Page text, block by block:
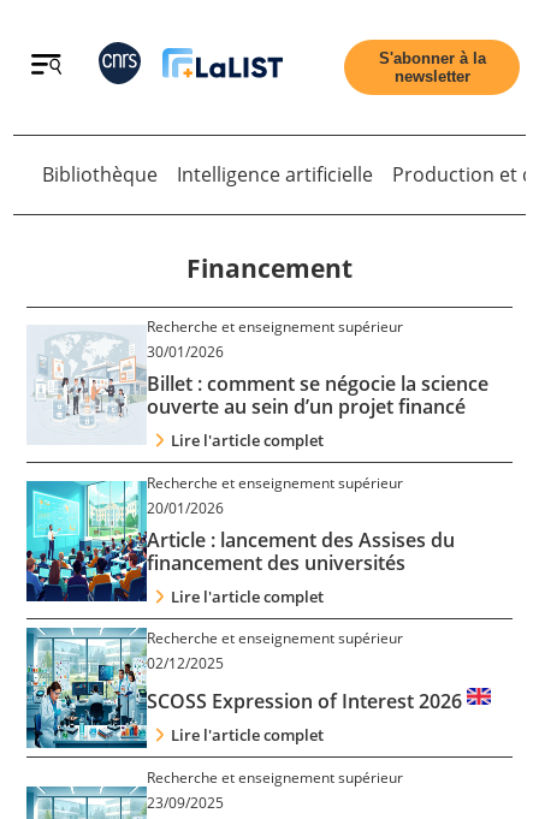
Retour
Accueil
Tous les articles
Qui sommes nous ?
Contact
Nous suivre
S'abonner à la
newsletter
Bibliothèque Intelligence artificielle Production et
Financement
Recherche et enseignement supérieur
30/01/2026
Billet : comment se négocie la science
ouverte au sein d’un projet financé
Lire l'article complet
Recherche et enseignement supérieur
20/01/2026
Article : lancement des Assises du
financement des universités
Lire l'article complet
Recherche et enseignement supérieur
02/12/2025
SCOSS Expression of Interest 2026
Lire l'article complet
Recherche et enseignement supérieur
23/09/2025